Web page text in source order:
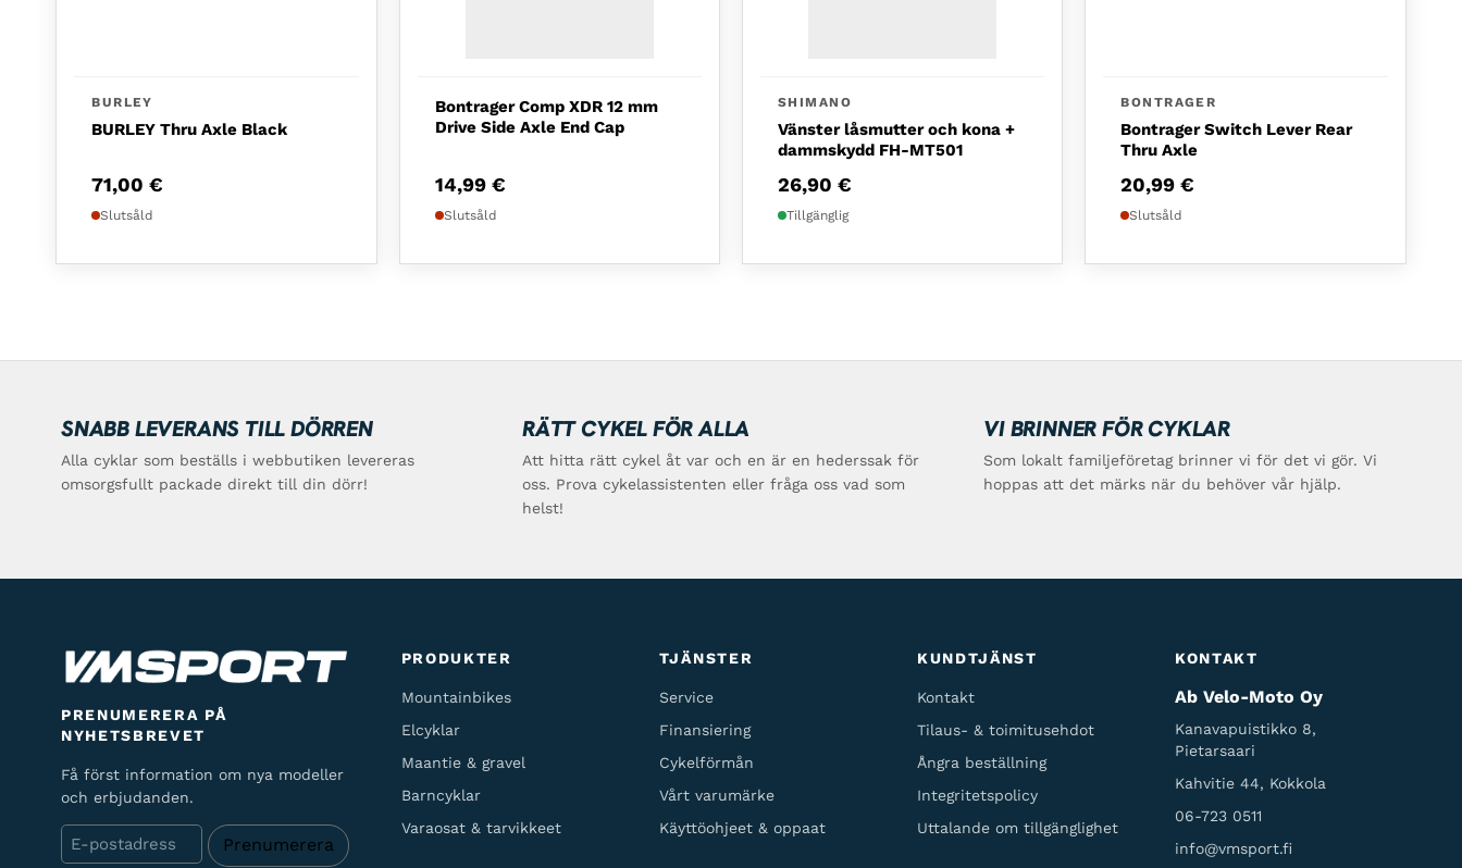
BURLEY
BURLEY Thru Axle Black
71,00€
Slutsåld
Bontrager Comp XDR 12 mm
Drive Side Axle End Cap
14,99 €
Slutsåld
SHIMANO
Vänster låsmutter och kona +
dammskydd FH-MT501
26,90 €
Tillgänglig
BONTRAGER
Bontrager Switch Lever Rear
Thru Axle
20,99€
Slutsåld
SNABB LEVERANS TILL DÖRREN
Alla cyklar som beställs i webbutiken levereras
omsorgsfullt packade direkt till din dörr!
RÄTT CYKEL FÖR ALLA
Att hitta rätt cykel åt var och en är en hederssak för
oss. Prova cykelassistenten eller fråga oss vad som
helst!
VI BRINNER FÖR CYKLAR
Som lokalt familjeföretag brinner vi för det vi gör. Vi
hoppas att det märks när du behöver vår hjälp.
PRENUMERERA PÅ
NYHETSBREVET
Få först information om nya modeller
och erbjudanden.
E-
post
PRODUKTER
Mountainbikes
Elcyklar
Maantie & gravel
Barncyklar
Varaosat & tarvikkeet
TJÄNSTER
Service
Finansiering
Cykelförmån
Vårt varumärke
Käyttöohjeet & oppaat
KUNDTJÄNST
Kontakt
Tilaus- & toimitusehdot
Ångra beställning
Integritetspolicy
Uttalande om tillgänglighet
KONTAKT
Ab Velo-Moto Oy
Kanavapuistikko 8,
Pietarsaari
Kahvitie 44, Kokkola
06-723 0511
info@vmsport.fi